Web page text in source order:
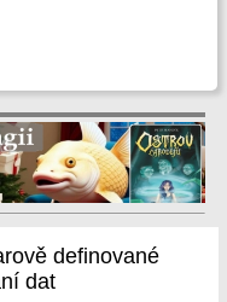
definované
dat